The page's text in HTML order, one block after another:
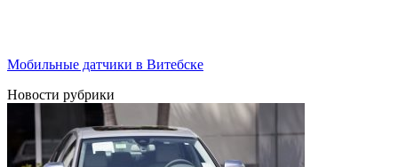
Мобильные датчики в Витебске
Новости рубрики